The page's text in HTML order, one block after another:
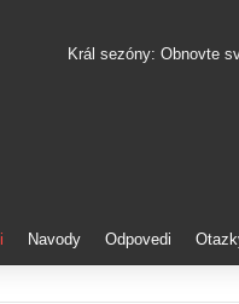
Král sezóny: Obnovte
Navody Odpovedi